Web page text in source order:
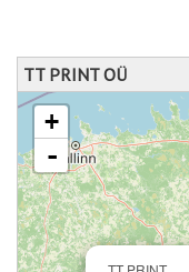
TT PRINT OÜ
loading map - please wait...
+
-